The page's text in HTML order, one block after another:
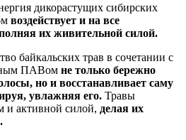
дикорастущих сибирских
воздействует и на все
их живительной силой.
байкальских трав в сочетании с
ПАВом не только бережно
но и восстанавливает саму
увлажняя его. Травы
и активной силой, делая их